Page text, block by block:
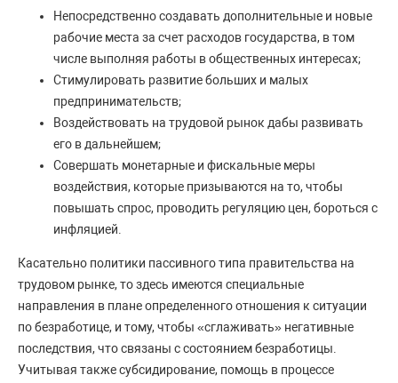
Непосредственно создавать дополнительные и новые
рабочие места за счет расходов государства, в том
числе выполняя работы в общественных интересах;
Стимулировать развитие больших и малых
предпринимательств;
Воздействовать на трудовой рынок дабы развивать
его в дальнейшем;
Совершать монетарные и фискальные меры
воздействия, которые призываются на то, чтобы
повышать спрос, проводить регуляцию цен, бороться с
инфляцией.
Касательно политики пассивного типа правительства на
трудовом рынке, то здесь имеются специальные
направления в плане определенного отношения к ситуации
по безработице, и тому, чтобы «сглаживать» негативные
последствия, что связаны с состоянием безработицы.
Учитывая также субсидирование, помощь в процессе